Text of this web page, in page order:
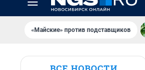
«Майские» против подставщиков